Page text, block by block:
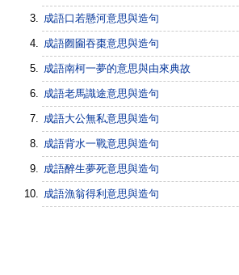
成語口若懸河意思與造句
成語囫圇吞棗意思與造句
成語南柯一夢的意思與由來典故
成語老馬識途意思與造句
成語大公無私意思與造句
成語背水一戰意思與造句
成語醉生夢死意思與造句
成語漁翁得利意思與造句